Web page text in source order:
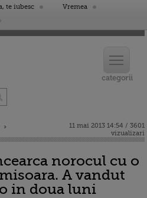
te iubesc
Vremea
11 mai 2013 14:54 / 3601
vizualizari
norocul cu o
A vandut
in doua luni